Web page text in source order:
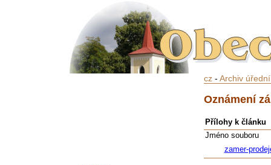
cz- Archiv
Oznámení
Přílohy k článku
Jméno souboru
zamer-